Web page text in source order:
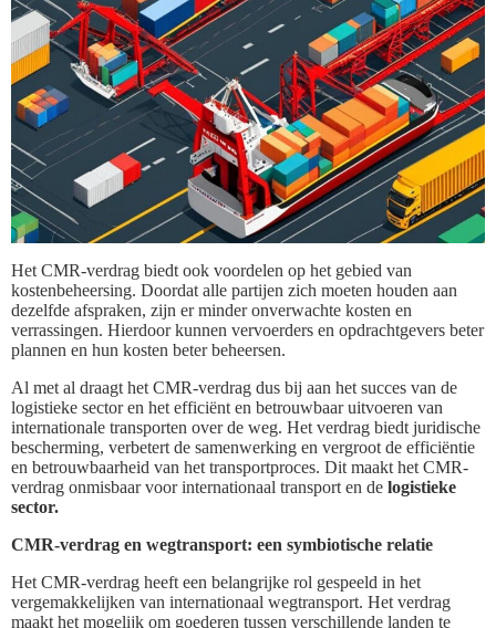
Het CMR-verdrag biedt ook voordelen op het gebied van
kostenbeheersing. Doordat alle partijen zich moeten houden aan
dezelfde afspraken, zijn er minder onverwachte kosten en
verrassingen. Hierdoor kunnen vervoerders en opdrachtgevers beter
plannen en hun kosten beter beheersen.
Al met al draagt het CMR-verdrag dus bij aan het succes van de
logistieke sector en het efficiënt en betrouwbaar uitvoeren van
internationale transporten over de weg. Het verdrag biedt juridische
bescherming, verbetert de samenwerking en vergroot de efficiëntie
en betrouwbaarheid van het transportproces. Dit maakt het CMR-
verdrag onmisbaar voor internationaal transport en de logistieke
sector.
CMR-verdrag en wegtransport: een symbiotische relatie
Het CMR-verdrag heeft een belangrijke rol gespeeld in het
vergemakkelijken van internationaal wegtransport. Het verdrag
maakt het mogelijk om goederen tussen verschillende landen te